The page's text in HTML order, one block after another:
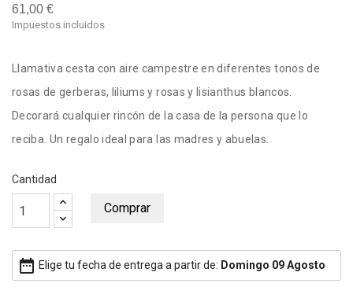
61,00 €
Impuestos incluidos
Llamativa cesta con aire campestre en diferentes tonos de
rosas de gerberas, liliums y rosas y lisianthus blancos.
Decorará cualquier rincón de la casa de la persona que lo
reciba. Un regalo ideal para las madres y abuelas.
Cantidad
Comprar
date_range Elige tu fecha de entrega a partir de: Domingo 09 Agosto